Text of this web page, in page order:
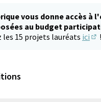
vous donne accès à
au budget
les 15 projets lauréats ici !